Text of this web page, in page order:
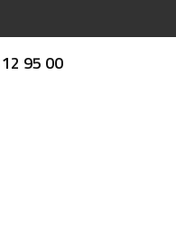
95 00